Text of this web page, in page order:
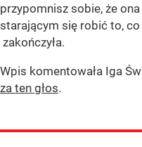
przypomnisz sobie, że
starającym się robić to,
zakończyła.
Wpis komentowała Iga
za ten głos.